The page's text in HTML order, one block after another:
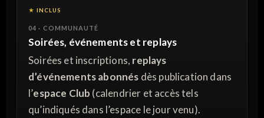
INCLUS
04 · COMMUNAUTÉ
Soirées, événements et replays
Soirées et inscriptions, replays
d’événements abonnés dès publication dans
l’espace Club (calendrier et accès tels
qu’indiqués dans l’espace le jour venu).